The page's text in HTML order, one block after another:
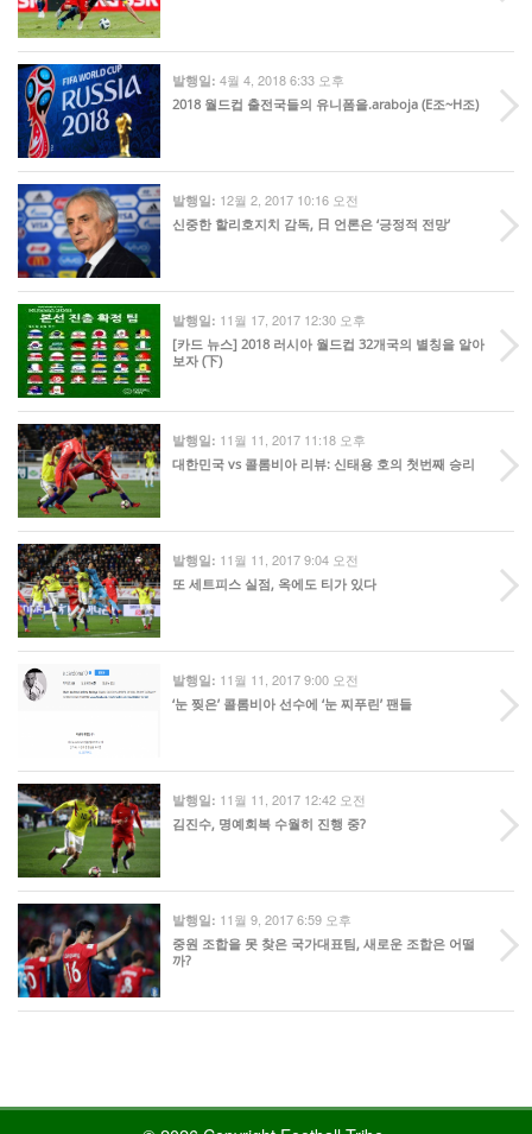
발행일: 4월 4, 2018 6:33 오후
2018 월드컵 출전국들의 유니폼을.araboja (E조~H조)
발행일: 12월 2, 2017 10:16 오전
신중한 할리호지치 감독, 日 언론은 ‘긍정적 전망’
발행일: 11월 17, 2017 12:30 오후
[카드 뉴스] 2018 러시아 월드컵 32개국의 별칭을 알아
보자 (下)
발행일: 11월 11, 2017 11:18 오후
대한민국 vs 콜롬비아 리뷰: 신태용 호의 첫번째 승리
발행일: 11월 11, 2017 9:04 오전
또 세트피스 실점, 옥에도 티가 있다
발행일: 11월 11, 2017 9:00 오전
‘눈 찢은’ 콜롬비아 선수에 ‘눈 찌푸린’ 팬들
발행일: 11월 11, 2017 12:42 오전
김진수, 명예회복 수월히 진행 중?
발행일: 11월 9, 2017 6:59 오후
중원 조합을 못 찾은 국가대표팀, 새로운 조합은 어떨
까?